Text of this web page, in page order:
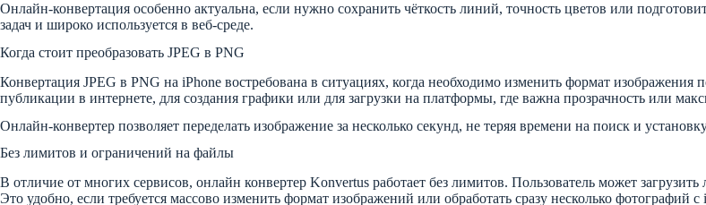
Онлайн-конвертация особенно актуальна, если нужно сохранить чёткость линий, точность цветов или
задач и широко используется в веб-среде.
Когда стоит преобразовать JPEG в PNG
Конвертация JPEG в PNG на iPhone востребована в ситуациях, когда необходимо изменить формат изображения
публикации в интернете, для создания графики или для загрузки на платформы, где важна прозрачность или
Онлайн-конвертер позволяет переделать изображение за несколько секунд, не теряя времени на поиск и
Без лимитов и ограничений на файлы
В отличие от многих сервисов, онлайн конвертер Konvertus работает без лимитов. Пользователь может
Это удобно, если требуется массово изменить формат изображений или обработать сразу несколько фотографий с